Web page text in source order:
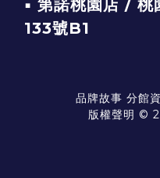
▪ 第諾桃園店 / 桃
133號B1
品牌故事 分館
版權聲明 ©